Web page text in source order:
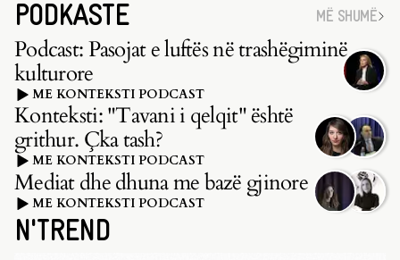
PODKASTE MË SHUMË
Podcast: Pasojat e luftës në trashëgiminë
kulturore
ME KONTEKSTI PODCAST
Konteksti: "Tavani i qelqit" është
grithur. Çka tash?
ME KONTEKSTI PODCAST
Mediat dhe dhuna me bazë gjinore
ME KONTEKSTI PODCAST
N'TREND